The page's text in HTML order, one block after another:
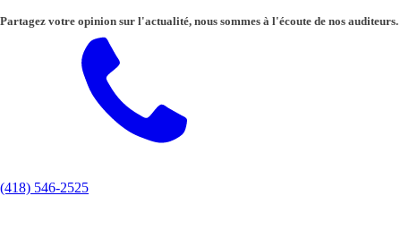
Partagez votre opinion sur l'actualité, nous sommes à l'écoute de nos auditeurs.
(418) 546-2525